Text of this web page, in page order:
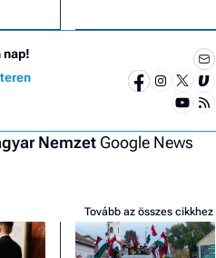
nap!
NemzetGoogle News
Tovább az összes cikkhez